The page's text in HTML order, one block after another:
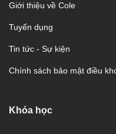
Giới thiệu về Cole
Tuyển dụng
Tin tức - Sự kiện
Chính sách bảo mật điều
Khóa học